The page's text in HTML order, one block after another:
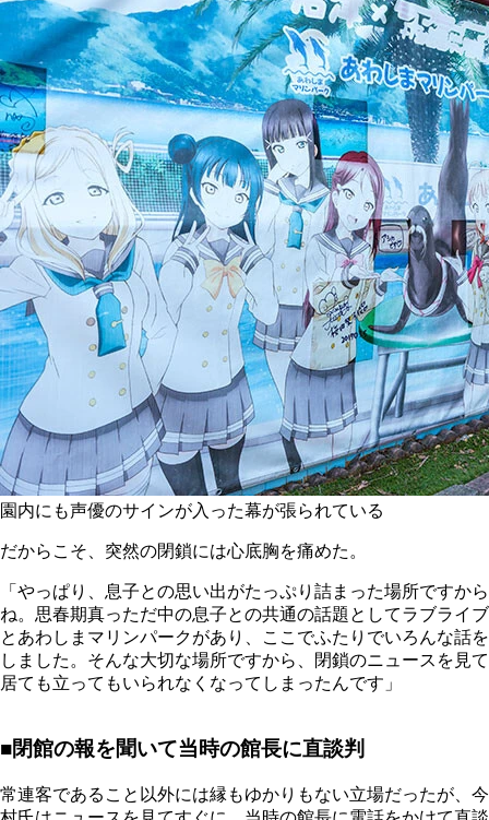
園内にも声優のサインが入った幕が張られている
だからこそ、突然の閉鎖には心底胸を痛めた。
「やっぱり、息子との思い出がたっぷり詰まった場所ですから
ね。思春期真っただ中の息子との共通の話題としてラブライブ
とあわしまマリンパークがあり、ここでふたりでいろんな話を
しました。そんな大切な場所ですから、閉鎖のニュースを見て
居ても立ってもいられなくなってしまったんです」
■閉館の報を聞いて当時の館長に直談判
常連客であること以外には縁もゆかりもない立場だったが、今